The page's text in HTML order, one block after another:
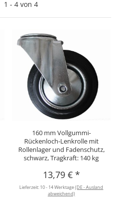
1 - 4 von 4
160 mm Vollgummi-
Rückenloch-Lenkrolle mit
Rollenlager und Fadenschutz,
schwarz, Tragkraft: 140 kg
13,79 € *
Lieferzeit: 10 - 14 Werktage(DE - Ausland
abweichend)